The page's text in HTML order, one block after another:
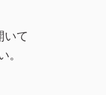
いて
。